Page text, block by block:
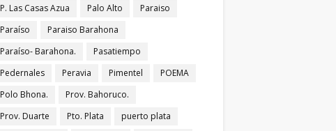
P. Las Casas Azua
Palo Alto
Paraiso
Paraíso
Paraiso Barahona
Paraíso- Barahona.
Pasatiempo
Pedernales
Peravia Pimentel
POEMA
Polo Bhona.
Prov. Bahoruco.
Prov. Duarte
Pto. Plata
puerto plata